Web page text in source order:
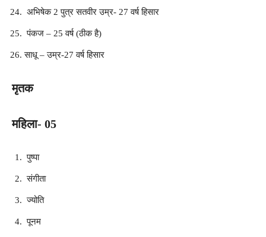
अभिषेक 2 पुत्र सतवीर उम्र- 27 वर्ष हिसार
पंकज – 25 वर्ष (ठीक है)
साधू – उम्र-27 वर्ष हिसार
मृतक
महिला- 05
पुष्पा
संगीता
ज्योति
पूनम